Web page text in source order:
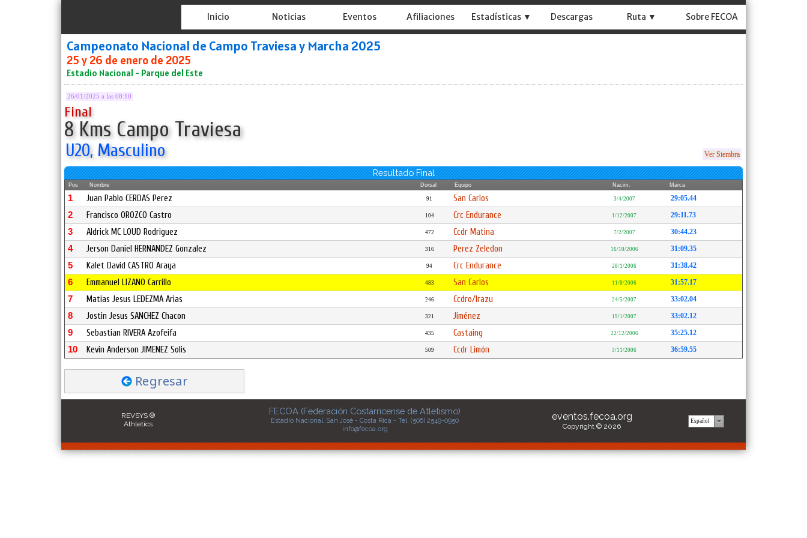
Inicio Noticias Eventos Afiliaciones Estadísticas ▼ Descargas Ruta ▼ Sobre FECOA
Campeonato Nacional de Campo Traviesa y Marcha 2025
25 y 26 de enero de 2025
Estadio Nacional - Parque del Este
26/01/2025 a las 08:10
Final
8 Kms Campo Traviesa
U20, Masculino Ver Siembra
Resultado Final
Pos Nombre Dorsal Equipo Nacim. Marca
1 Juan Pablo CERDAS Perez 91 San Carlos 3/4/2007 29:05.44
2 Francisco OROZCO Castro 104 Crc Endurance 1/12/2007 29:11.73
3 Aldrick MC LOUD Rodriguez 472 Ccdr Matina 7/2/2007 30:44.23
4 Jerson Daniel HERNANDEZ Gonzalez 316 Perez Zeledon 16/10/2006 31:09.35
5 Kalet David CASTRO Araya 94 Crc Endurance 28/1/2006 31:38.42
6 Emmanuel LIZANO Carrillo 483 San Carlos 11/8/2006 31:57.17
7 Matias Jesus LEDEZMA Arias 246 Ccdro/Irazu 24/5/2007 33:02.04
8 Jostin Jesus SANCHEZ Chacon 321 Jiménez 19/1/2007 33:02.12
9 Sebastian RIVERA Azofeifa 435 Castaing 22/12/2006 35:25.12
10 Kevin Anderson JIMENEZ Solis 509 Ccdr Limón 3/11/2006 36:59.55
Regresar
REVSYS ®
Athletics
FECOA (Federación Costarricense de Atletismo)
Estadio Nacional, San José - Costa Rica - Tel. (506) 2549-0950
info@fecoa.org
eventos.fecoa.org
Copyright © 2026